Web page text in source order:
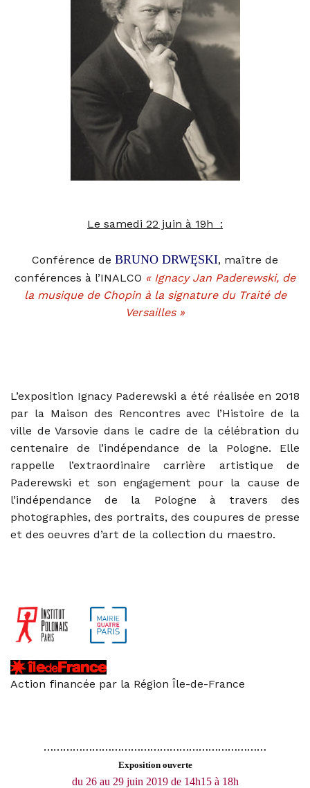
Le samedi 22 juin à 19h :
Conférence de BRUNO DRWĘSKI, maître de
conférences à l’INALCO « Ignacy Jan Paderewski, de
la musique de Chopinà la signature du Traité de
Versailles »
L’exposition Ignacy Paderewski a été réalisée en 2018
par la Maison des Rencontres avec l’Histoire de la
ville de Varsovie dans le cadre de la célébration du
centenaire de l’indépendance de la Pologne. Elle
rappelle l’extraordinaire carrière artistique de
Paderewski et son engagement pour la cause de
l’indépendance de la Pologne à travers des
photographies, des portraits, des coupures de presse
et des oeuvres d’art de la collection du maestro.
Action financée par la Région Île-de-France
……………………………………………………………
Exposition ouverte
du 26 au 29 juin 2019 de 14h15 à 18h